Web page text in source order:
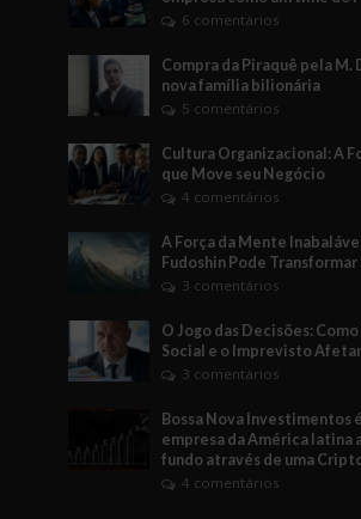
6 comentários
Compra da Piraquê pela M.
nova família bilionária
5 comentários
Cultura Organizacional: A
que Move seu Negócio
4 comentários
A Força da Mente
Fudoshin Pode
3 comentários
O Jogo das Decisões:
Social e o Imprevisto
3 comentários
Bossa Nova Investimentos
empresa da América latina
fundo através de uma
4 comentários